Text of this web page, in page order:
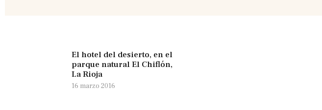
El hotel del desierto, en el
parque natural El Chiflón,
La Rioja
16 marzo 2016